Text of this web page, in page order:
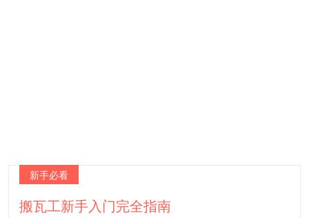
新手必看
搬瓦工新手入门完全指南